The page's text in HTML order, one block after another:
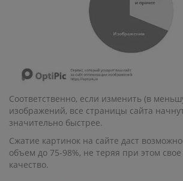
Соответственно, если изменить (в
изображений, все страницы сайта
значительно быстрее.
Сжатие картинок на сайте даст
объем до 75-98%, не теряя при этом
качество.